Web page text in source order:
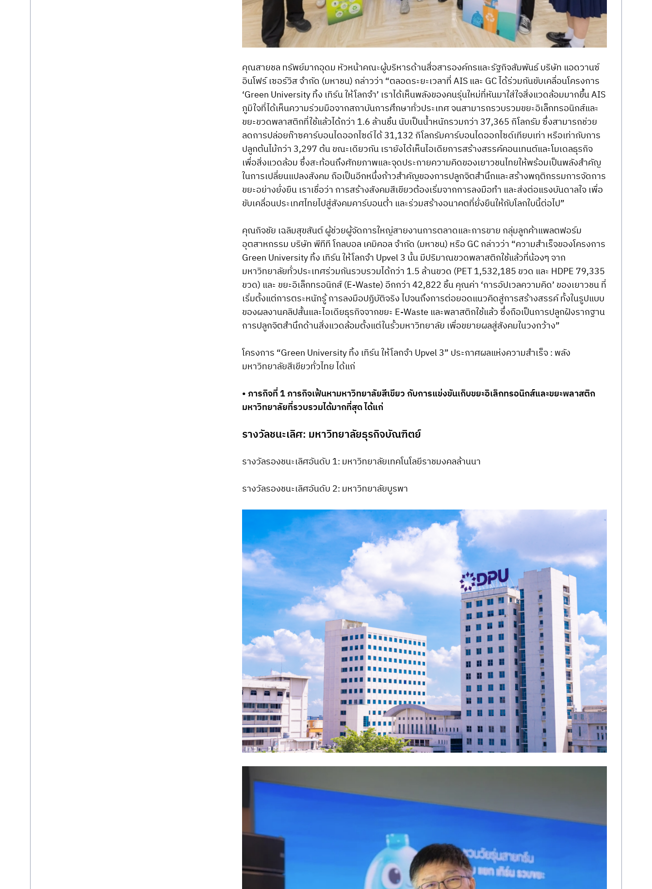
คุณสายชล ทรัพย์มากอุดม หัวหน้าคณะผู้บริหารด้านสื่อสารองค์กรและรัฐกิจสัมพันธ์ บริษัท แอดวานซ์
อินโฟร์ เซอร์วิส จำกัด (มหาชน) กล่าวว่า “ตลอดระยะเวลาที่ AIS และ GC ได้ร่วมกันขับเคลื่อนโครงการ
‘Green University ทิ้ง เทิร์น ให้โลกจำ’ เราได้เห็นพลังของคนรุ่นใหม่ที่หันมาใส่ใจสิ่งแวดล้อมมากขึ้น AIS
ภูมิใจที่ได้เห็นความร่วมมือจากสถาบันการศึกษาทั่วประเทศ จนสามารถรวบรวมขยะอิเล็กทรอนิกส์และ
ขยะขวดพลาสติกที่ใช้แล้วได้กว่า 1.6 ล้านชิ้น นับเป็นน้ำหนักรวมกว่า 37,365 กิโลกรัม ซึ่งสามารถช่วย
ลดการปล่อยก๊าซคาร์บอนไดออกไซด์ได้ 31,132 กิโลกรัมคาร์บอนไดออกไซด์เทียบเท่า หรือเท่ากับการ
ปลูกต้นไม้กว่า 3,297 ต้น ขณะเดียวกัน เรายังได้เห็นไอเดียการสร้างสรรค์คอนเทนต์และโมเดลธุรกิจ
เพื่อสิ่งแวดล้อม ซึ่งสะท้อนถึงศักยภาพและจุดประกายความคิดของเยาวชนไทยให้พร้อมเป็นพลังสำคัญ
ในการเปลี่ยนแปลงสังคม ถือเป็นอีกหนึ่งก้าวสำคัญของการปลูกจิตสำนึกและสร้างพฤติกรรมการจัดการ
ขยะอย่างยั่งยืน เราเชื่อว่า การสร้างสังคมสีเขียวต้องเริ่มจากการลงมือทำ และส่งต่อแรงบันดาลใจ เพื่อ
ขับเคลื่อนประเทศไทยไปสู่สังคมคาร์บอนต่ำ และร่วมสร้างอนาคตที่ยั่งยืนให้กับโลกใบนี้ต่อไป”
คุณกิจชัย เฉลิมสุขสันต์ ผู้ช่วยผู้จัดการใหญ่สายงานการตลาดและการขาย กลุ่มลูกค้าแพลตฟอร์ม
อุตสาหกรรม บริษัท พีทีที โกลบอล เคมิคอล จำกัด (มหาชน) หรือ GC กล่าวว่า “ความสำเร็จของโครงการ
Green University ทิ้ง เทิร์น ให้โลกจำ Upvel 3 นั้น มีปริมาณขวดพลาสติกใช้แล้วที่น้องๆ จาก
มหาวิทยาลัยทั่วประเทศร่วมกันรวบรวมได้กว่า 1.5 ล้านขวด (PET 1,532,185 ขวด และ HDPE 79,335
ขวด) และ ขยะอิเล็กทรอนิกส์ (E-Waste) อีกกว่า 42,822 ชิ้น คุณค่า ‘การอัปเวลความคิด’ ของเยาวชน ที่
เริ่มตั้งแต่การตระหนักรู้ การลงมือปฏิบัติจริง ไปจนถึงการต่อยอดแนวคิดสู่การสร้างสรรค์ ทั้งในรูปแบบ
ของผลงานคลิปสั้นและไอเดียธุรกิจจากขยะ E-Waste และพลาสติกใช้แล้ว ซึ่งถือเป็นการปลูกฝังรากฐาน
การปลูกจิตสำนึกด้านสิ่งแวดล้อมตั้งแต่ในรั้วมหาวิทยาลัย เพื่อขยายผลสู่สังคมในวงกว้าง”
โครงการ “Green University ทิ้ง เทิร์น ให้โลกจำ Upvel 3” ประกาศผลแห่งความสำเร็จ : พลัง
มหาวิทยาลัยสีเขียวทั่วไทย ได้แก่
• ภารกิจที่ 1 ภารกิจเฟ้นหามหาวิทยาลัยสีเขียว กับการแข่งขันเก็บขยะอิเล็กทรอนิกส์และขยะพลาสติก
มหาวิทยาลัยที่รวบรวมได้มากที่สุด ได้แก่
รางวัลชนะเลิศ: มหาวิทยาลัยธุรกิจบัณฑิตย์
รางวัลรองชนะเลิศอันดับ 1: มหาวิทยาลัยเทคโนโลยีราชมงคลล้านนา
รางวัลรองชนะเลิศอันดับ 2: มหาวิทยาลัยบูรพา